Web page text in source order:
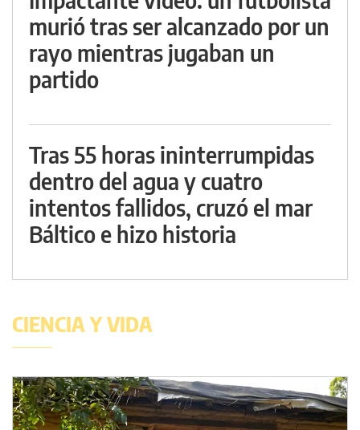
murió tras ser alcanzado por un
rayo mientras jugaban un
partido
Tras 55 horas ininterrumpidas
dentro del agua y cuatro
intentos fallidos, cruzó el mar
Báltico e hizo historia
CIENCIA Y VIDA